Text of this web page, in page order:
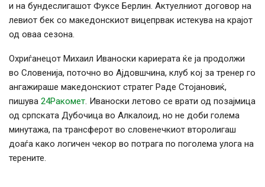
и на бундеслигашот Фуксе Берлин. Актуелниот договор на
левиот бек со македонскиот вицепрвак истекува на крајот
од оваа сезона.
Охриѓанецот Михаил Иваноски кариерата ќе ја продолжи
во Словенија, поточно во Ајдовшчина, клуб кој за тренер го
ангажираше македонскиот стратег Раде Стојановиќ,
пишува 24Ракомет. Иваноски летово се врати од позајмица
од српската Дубочица во Алкалоид, но не доби голема
минутажа, па трансферот во словенечкиот второлигаш
доаѓа како логичен чекор во потрага по поголема улога на
терените.